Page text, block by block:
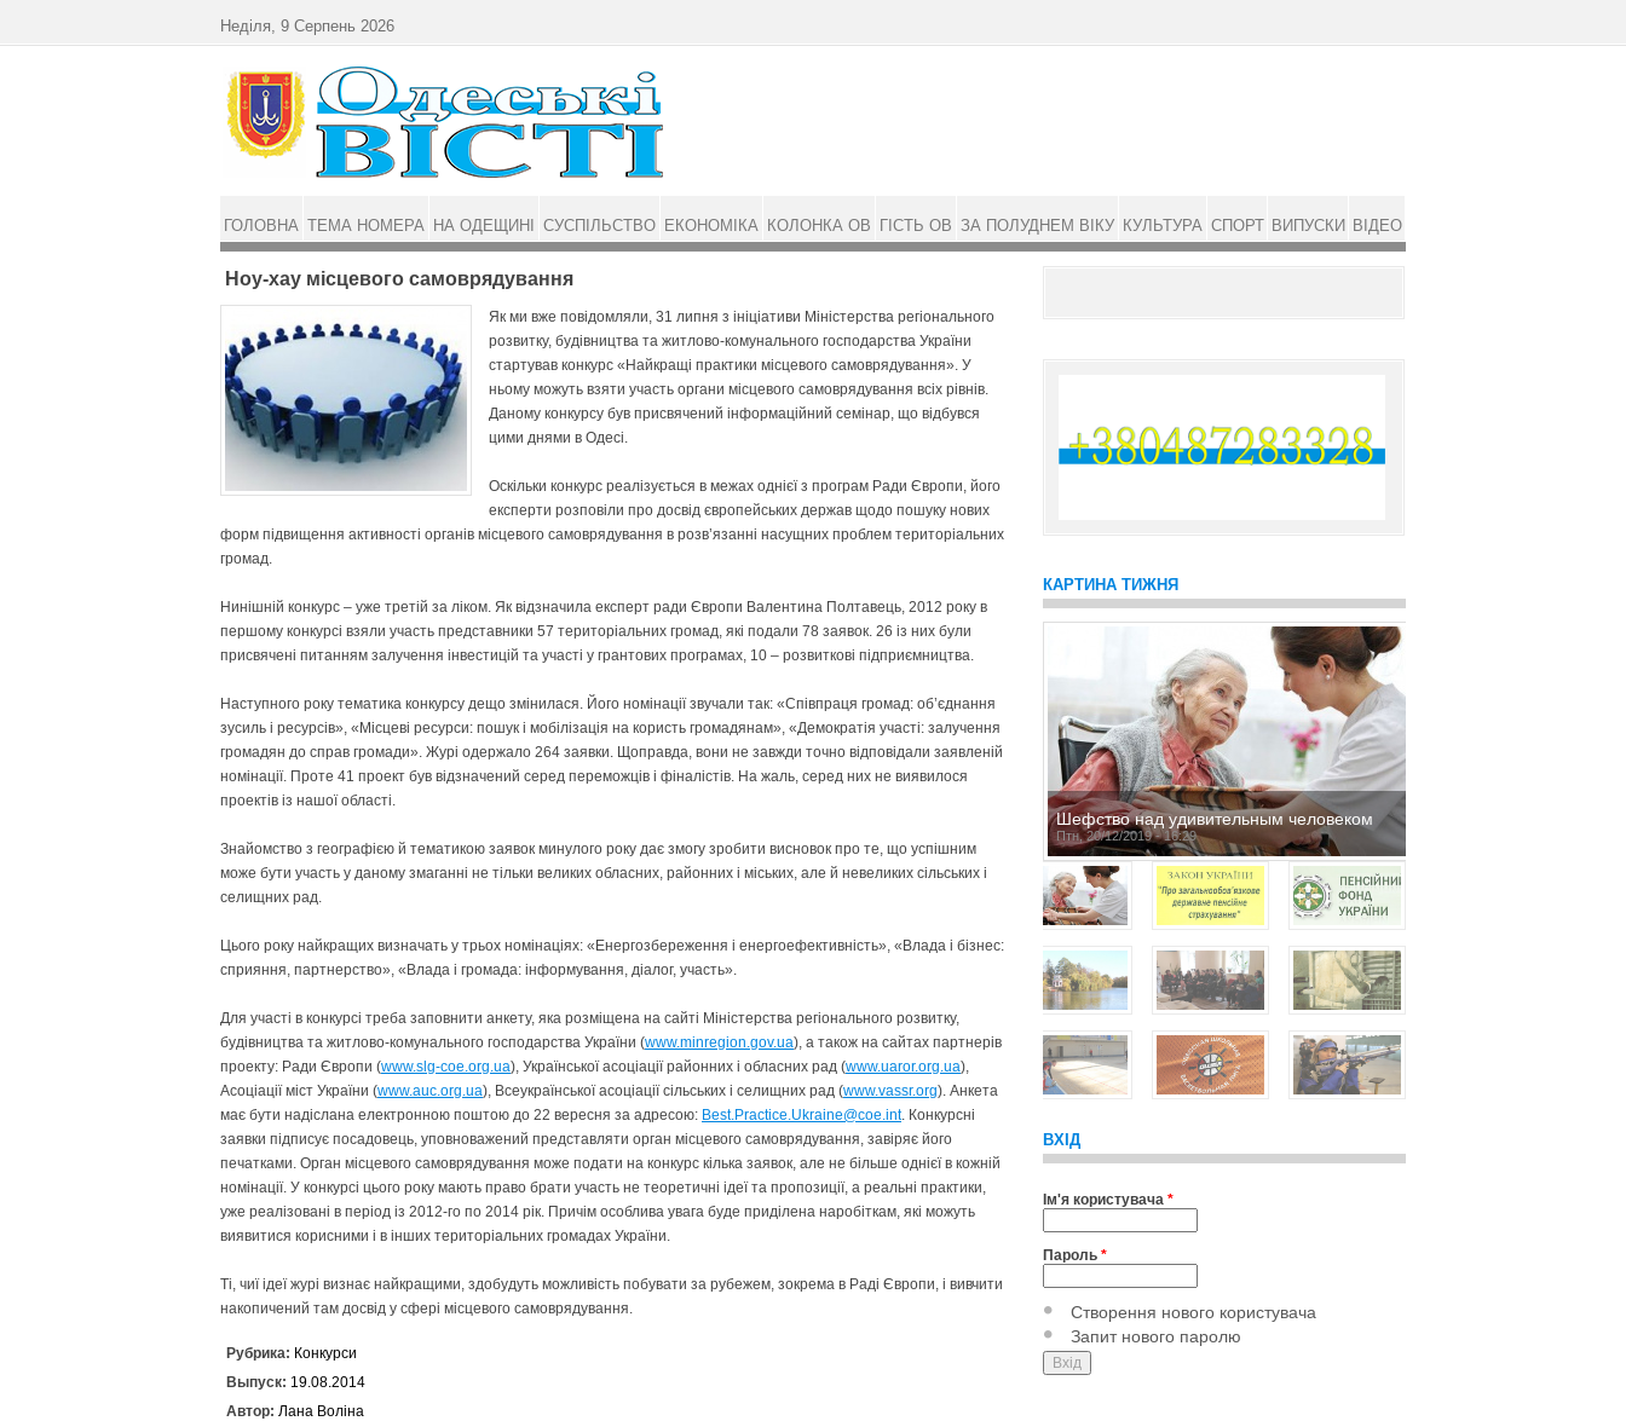
Ноу-хау місцевого самоврядування
Як ми вже повідомляли, 31 липня з ініціативи Міністерства регіонального
розвитку, будівництва та житлово-комунального господарства України
стартував конкурс «Найкращі практики місцевого самоврядування». У
ньому можуть взяти участь органи місцевого самоврядування всіх рівнів.
Даному конкурсу був присвячений інформаційний семінар, що відбувся
цими днями в Одесі.
Оскільки конкурс реалізується в межах однієї з програм Ради Європи, його
експерти розповіли про досвід європейських держав щодо пошуку нових
форм підвищення активності органів місцевого самоврядування в розв’язанні насущних проблем територіальних
громад.
Нинішній конкурс – уже третій за ліком. Як відзначила експерт ради Європи Валентина Полтавець, 2012 року в
першому конкурсі взяли участь представники 57 територіальних громад, які подали 78 заявок. 26 із них були
присвячені питанням залучення інвестицій та участі у грантових програмах, 10 – розвиткові підприємництва.
Наступного року тематика конкурсу дещо змінилася. Його номінації звучали так: «Співпраця громад: об’єднання
зусиль і ресурсів», «Місцеві ресурси: пошук і мобілізація на користь громадянам», «Демократія участі: залучення
громадян до справ громади». Журі одержало 264 заявки. Щоправда, вони не завжди точно відповідали заявленій
номінації. Проте 41 проект був відзначений серед переможців і фіналістів. На жаль, серед них не виявилося
проектів із нашої області.
Знайомство з географією й тематикою заявок минулого року дає змогу зробити висновок про те, що успішним
може бути участь у даному змаганні не тільки великих обласних, районних і міських, але й невеликих сільських і
селищних рад.
Цього року найкращих визначать у трьох номінаціях: «Енергозбереження і енергоефективність», «Влада і бізнес:
сприяння, партнерство», «Влада і громада: інформування, діалог, участь».
Для участі в конкурсі треба заповнити анкету, яка розміщена на сайті Міністерства регіонального розвитку,
будівництва та житлово-комунального господарства України (www.minregion.gov.ua), а також на сайтах партнерів
проекту: Ради Європи (www.slg-coe.org.ua), Української асоціації районних і обласних рад (www.uaror.org.ua),
Асоціації міст України (www.auc.org.ua), Всеукраїнської асоціації сільських і селищних рад (www.vassr.org). Ан­кета
має бути надіслана електронною поштою до 22 вересня за адресою: Best.Practice.Ukraine@coe.int. Конкурсні
заявки підписує посадовець, уповноважений представляти орган місцевого самоврядування, завіряє його
печатками. Орган місцевого самоврядування може подати на конкурс кілька заявок, але не більше однієї в кожній
номінації. У конкурсі цього року мають право брати участь не теоретичні ідеї та пропозиції, а реальні практики,
уже реалізовані в період із 2012-го по 2014 рік. Причім особлива увага буде приділена наробіткам, які можуть
виявитися корисними і в інших територіальних громадах України.
Ті, чиї ідеї журі визнає найкращими, здобудуть можливість побувати за рубежем, зокрема в Раді Європи, і вивчити
накопичений там досвід у сфері місцевого самоврядування.
Рубрика: Конкурси
Выпуск: 19.08.2014
Автор: Лана Воліна
КАРТИНА ТИЖНЯ
Шефство над удивительным человеком
Птн, 20/12/2019 - 16:29
ВХІД
Ім'я користувача *
Пароль *
Створення нового користувача
Запит нового паролю
Неділя, 9 Серпень 2026
ГОЛОВНА ТЕМА НОМЕРА НА ОДЕЩИНІ СУСПІЛЬСТВО ЕКОНОМІКА КОЛОНКА ОВ ГІСТЬ ОВ ЗА ПОЛУДНЕМ ВІКУ КУЛЬТУРА СПОРТ ВИПУСКИ ВІДЕО